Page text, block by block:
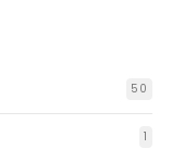
50
1